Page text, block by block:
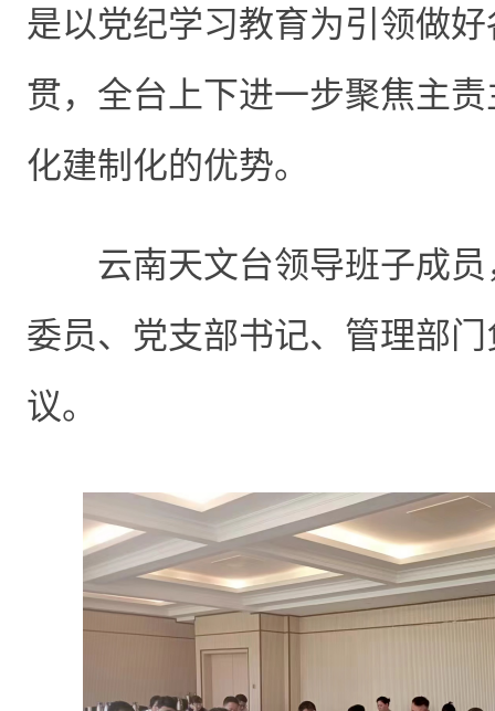
是以党纪学习教育为引领做
贯，全台上下进一步聚焦主
化建制化的优势。
云南天文台领导班子成
委员、党支部书记、管理部
议。